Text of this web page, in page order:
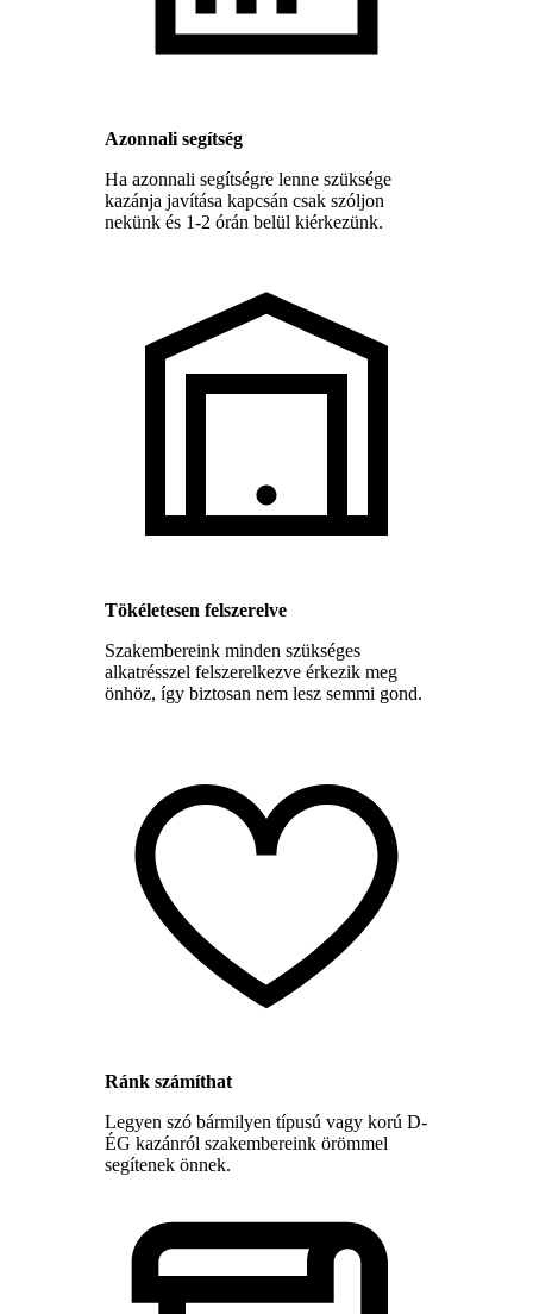
Azonnali segítség
Ha azonnali segítségre lenne szüksége
kazánja javítása kapcsán csak szóljon
nekünk és 1-2 órán belül kiérkezünk.
Tökéletesen felszerelve
Szakembereink minden szükséges
alkatrésszel felszerelkezve érkezik meg
önhöz, így biztosan nem lesz semmi gond.
Ránk számíthat
Legyen szó bármilyen típusú vagy korú D-
ÉG kazánról szakembereink örömmel
segítenek önnek.